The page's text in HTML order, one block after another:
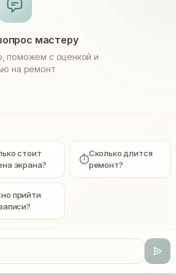
мастеру
поможем с оценкой и
на ремонт
стоит
экрана?
⏱Сколько длится
ремонт?
прийти